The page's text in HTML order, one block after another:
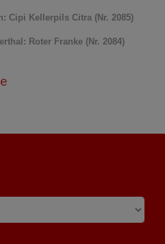
Cipi Kellerpils Citra (Nr. 2085)
Roter Franke (Nr. 2084)